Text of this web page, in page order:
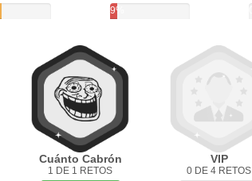
9%
Cuánto Cabrón
1 DE 1 RETOS
VIP
0 DE 4 RETOS